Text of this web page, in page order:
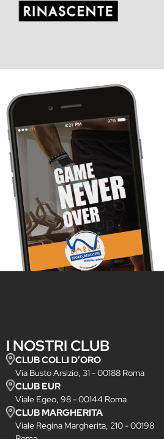
I NOSTRI CLUB
CLUB COLLI D’ORO
Via Busto Arsizio, 31 - 00188 Roma
CLUB EUR
Viale Egeo, 98 - 00144 Roma
CLUB MARGHERITA
Viale Regina Margherita, 210 - 00198